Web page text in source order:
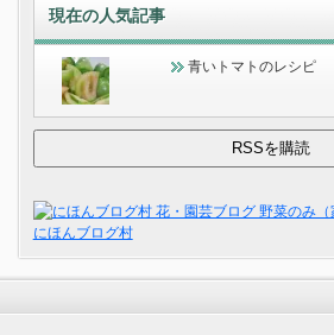
現在の人気記事
青いトマトのレシピ
にほんブログ村